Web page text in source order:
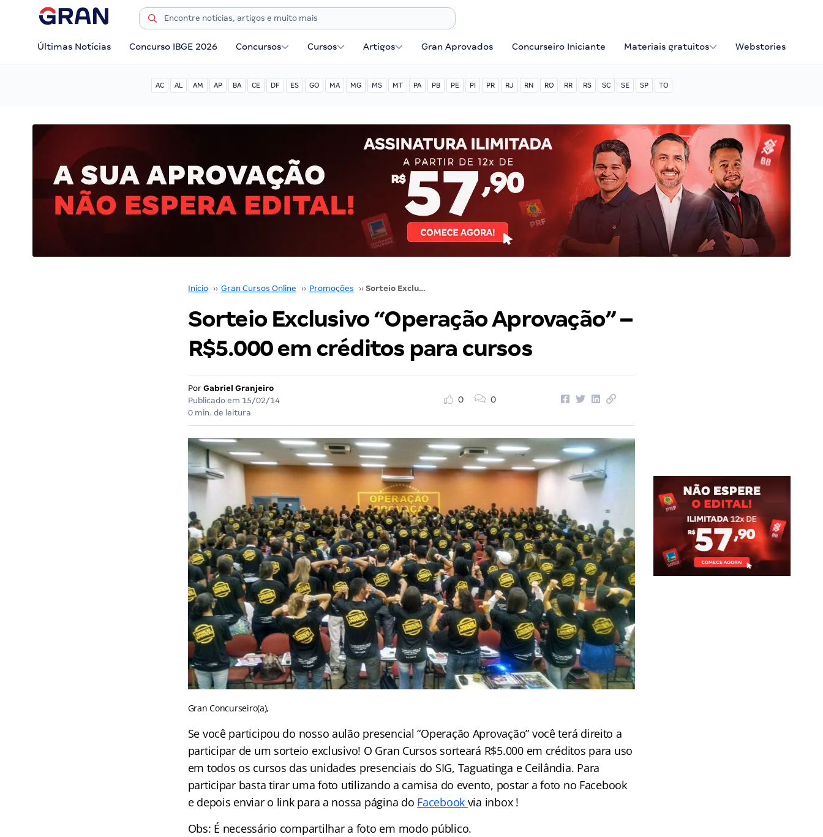
Últimas Notícias Concurso IBGE 2026 Concursos Cursos Artigos Gran Aprovados Concurseiro Iniciante Materiais gratuitos Webstories
AC AL AM AP BA CE DF ES GO MA MG MS MT PA PB PE PI PR RJ RN RO RR RS SC SE SP TO
Início ›› Gran Cursos Online ›› Promoções ›› Sorteio Exclusivo “Operação Aprovação” – R$5.000 em créditos para cursos
Sorteio Exclusivo “Operação Aprovação” –
R$5.000 em créditos para cursos
Por Gabriel Granjeiro
Publicado em 15/02/14
0 min. de leitura
0 0
Gran Concurseiro(a),
Se você participou do nosso aulão presencial “Operação Aprovação” você terá direito a
participar de um sorteio exclusivo! O Gran Cursos sorteará R$5.000 em créditos para uso
em todos os cursos das unidades presenciais do SIG, Taguatinga e Ceilândia. Para
participar basta tirar uma foto utilizando a camisa do evento, postar a foto no Facebook
e depois enviar o link para a nossa página do Facebook via inbox !
Obs: É necessário compartilhar a foto em modo público.